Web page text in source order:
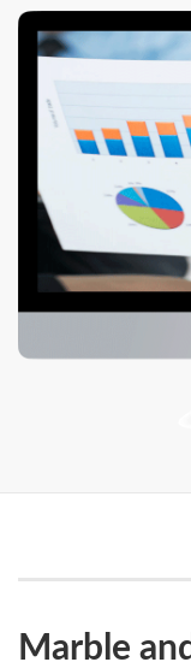
Marble